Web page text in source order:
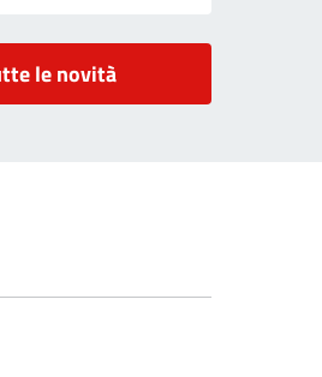
le novità